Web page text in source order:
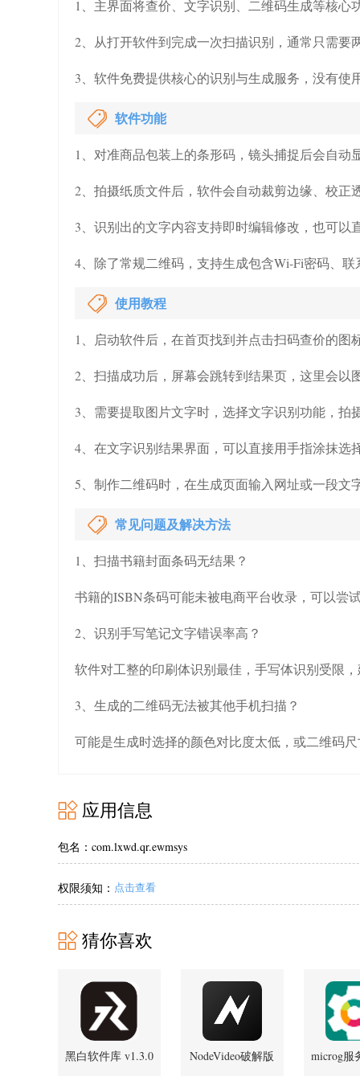
1、主界面将查价、文字识别、二维码生成等核
2、从打开软件到完成一次扫描识别，通常只需要
3、软件免费提供核心的识别与生成服务，没有使
软件功能
1、对准商品包装上的条形码，镜头捕捉后会自
2、拍摄纸质文件后，软件会自动裁剪边缘、校正
3、识别出的文字内容支持即时编辑修改，也可以
4、除了常规二维码，支持生成包含Wi-Fi密码、
使用教程
1、启动软件后，在首页找到并点击扫码查价的图
2、扫描成功后，屏幕会跳转到结果页，这里会
3、需要提取图片文字时，选择文字识别功能，
4、在文字识别结果界面，可以直接用手指涂抹选
5、制作二维码时，在生成页面输入网址或一段
常见问题及解决方法
1、扫描书籍封面条码无结果？
书籍的ISBN条码可能未被电商平台收录，可以尝
2、识别手写笔记文字错误率高？
软件对工整的印刷体识别最佳，手写体识别受限
3、生成的二维码无法被其他手机扫描？
可能是生成时选择的颜色对比度太低，或二维码
应用信息
包名：com.lxwd.qr.ewmsys
权限须知： 点击查看
猜你喜欢
黑白软件库 v1.3.0
NodeVideo破解版
microg服